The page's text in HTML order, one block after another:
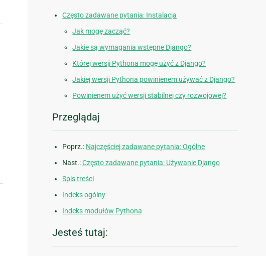
Często zadawane pytania: Instalacja
Jak mogę zacząć?
Jakie są wymagania wstępne Django?
Której wersji Pythona mogę użyć z Django?
Jakiej wersji Pythona powinienem używać z Django?
Powinienem użyć wersji stabilnej czy rozwojowej?
Przeglądaj
Poprz.: Najczęściej zadawane pytania: Ogólne
Nast.:Często zadawane pytania: Używanie Django
Spis treści
Indeks ogólny
Indeks modułów Pythona
Jesteś tutaj: